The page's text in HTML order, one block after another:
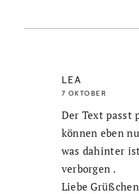
LEA
7 OKTOBER
Der Text passt
können eben
was dahinter
verborgen .
Liebe